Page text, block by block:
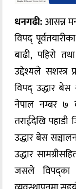
धनगढी:आसन्न
विपद्
बाढी, पहिरो
उद्देश्यले सशस्त्र
विपद् उद्धार
नेपाल नम्बर ७
तराईदेखि
उद्धार बेस
उद्धार
जसले विपद्का